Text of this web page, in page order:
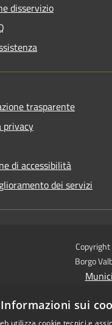
disservizio
trasparente
privacy
di accessibilità
dei servizi
Borgo
Informazioni sui
utilizza cookie tecnici e